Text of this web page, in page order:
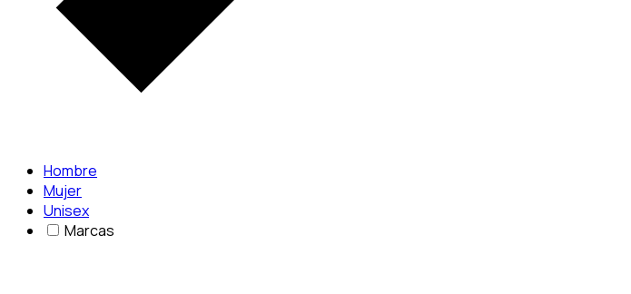
Hombre
Mujer
Unisex
Marcas